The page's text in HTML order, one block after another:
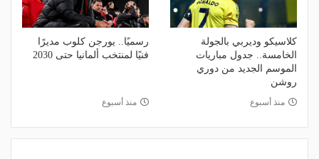
كلاسيكو وديربي بالجولة
الخامسة.. جدول مباريات
الموسم الجديد من دوري
روشن
منذ أسبوع
رسميًا.. يورجن كلوب مديرًا
فنيًا لمنتخب ألمانيا حتى 2030
منذ أسبوع